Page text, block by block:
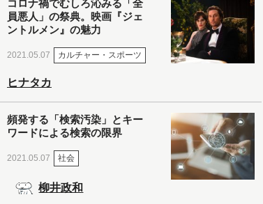
コロナ禍でむしろ沁みる「全
員悪人」の祭典。映画『ジェ
ントルメン』の魅力
2021.05.07 カルチャー・スポーツ
ヒナタカ
頻発する「検索汚染」とキー
ワードによる検索の限界
2021.05.07 社会
柳井政和